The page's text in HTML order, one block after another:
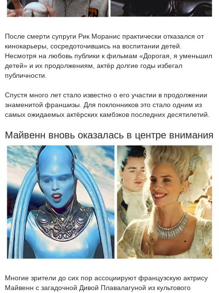
После смерти супруги Рик Моранис практически отказался от
кинокарьеры, сосредоточившись на воспитании детей.
Несмотря на любовь публики к фильмам «Дорогая, я уменьшил
детей» и их продолжениям, актёр долгие годы избегал
публичности.
Спустя много лет стало известно о его участии в продолжении
знаменитой франшизы. Для поклонников это стало одним из
самых ожидаемых актёрских камбэков последних десятилетий.
Майвенн вновь оказалась в центре внимания
Многие зрители до сих пор ассоциируют французскую актрису
Майвенн с загадочной Дивой Плавалагуной из культового